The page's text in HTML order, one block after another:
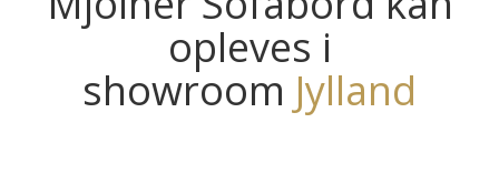
opleves i
showroom Jylland